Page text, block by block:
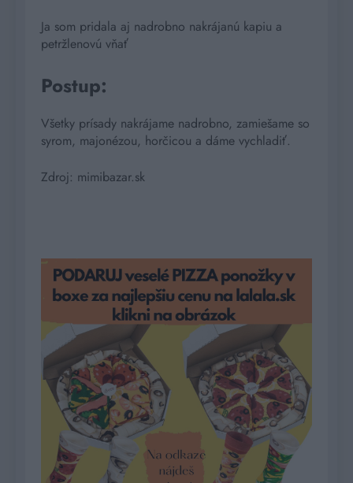
Ja som pridala aj nadrobno nakrájanú kapiu a
petržlenovú vňať
Postup:
Všetky prísady nakrájame nadrobno, zamiešame so
syrom, majonézou, horčicou a dáme vychladiť.
Zdroj: mimibazar.sk